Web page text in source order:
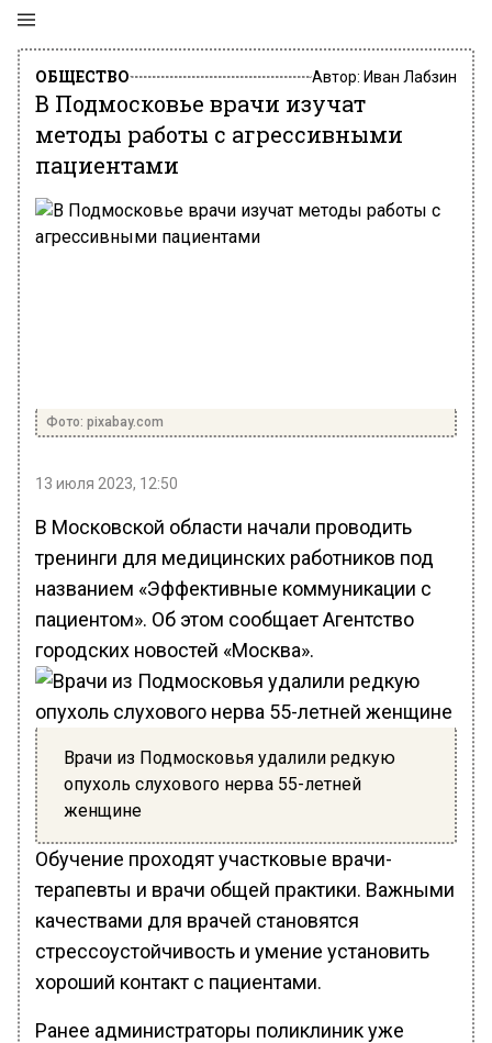
ОБЩЕСТВО Автор: Иван Лабзин
В Подмосковье врачи изучат
методы работы с агрессивными
пациентами
Фото: pixabay.com
13 июля 2023, 12:50
В Московской области начали проводить
тренинги для медицинских работников под
названием «Эффективные коммуникации с
пациентом». Об этом сообщает Агентство
городских новостей «Москва».
Врачи из Подмосковья удалили редкую
опухоль слухового нерва 55-летней
женщине
Обучение проходят участковые врачи-
терапевты и врачи общей практики. Важными
качествами для врачей становятся
стрессоустойчивость и умение установить
хороший контакт с пациентами.
Ранее администраторы поликлиник уже